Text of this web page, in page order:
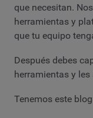
que necesitan.
herramientas y
que tu equipo
Después debes
herramientas y
Tenemos este